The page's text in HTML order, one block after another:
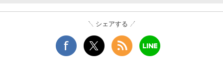
シェアする